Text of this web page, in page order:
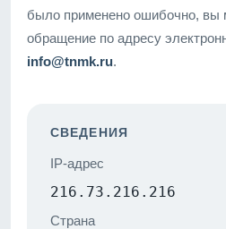
было применено ошибочно, вы
обращение по адресу
info@tnmk.ru.
СВЕДЕНИЯ
IP-адрес
216.73.216.216
Страна